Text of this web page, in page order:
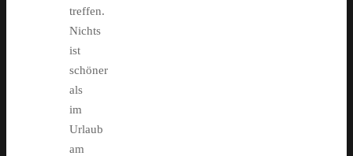
treffen.
Nichts
ist
schöner
als
im
Urlaub
am